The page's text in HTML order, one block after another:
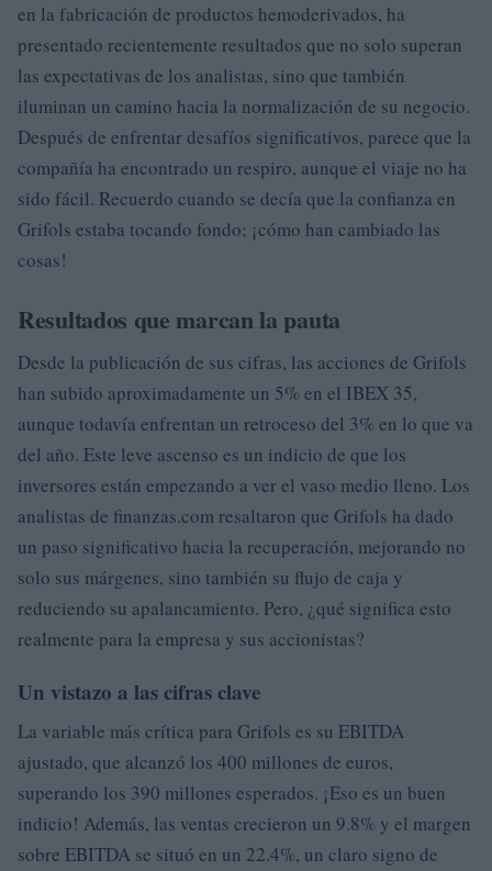
en la fabricación de productos hemoderivados, ha
presentado recientemente resultados que no solo superan
las expectativas de los analistas, sino que también
iluminan un camino hacia la normalización de su negocio.
Después de enfrentar desafíos significativos, parece que la
compañía ha encontrado un respiro, aunque el viaje no ha
sido fácil. Recuerdo cuando se decía que la confianza en
Grifols estaba tocando fondo; ¡cómo han cambiado las
cosas!
Resultados que marcan la pauta
Desde la publicación de sus cifras, las acciones de Grifols
han subido aproximadamente un 5% en el IBEX 35,
aunque todavía enfrentan un retroceso del 3% en lo que va
del año. Este leve ascenso es un indicio de que los
inversores están empezando a ver el vaso medio lleno. Los
analistas de finanzas.com resaltaron que Grifols ha dado
un paso significativo hacia la recuperación, mejorando no
solo sus márgenes, sino también su flujo de caja y
reduciendo su apalancamiento. Pero, ¿qué significa esto
realmente para la empresa y sus accionistas?
Un vistazo a las cifras clave
La variable más crítica para Grifols es su EBITDA
ajustado, que alcanzó los 400 millones de euros,
superando los 390 millones esperados. ¡Eso es un buen
indicio! Además, las ventas crecieron un 9.8% y el margen
sobre EBITDA se situó en un 22.4%, un claro signo de